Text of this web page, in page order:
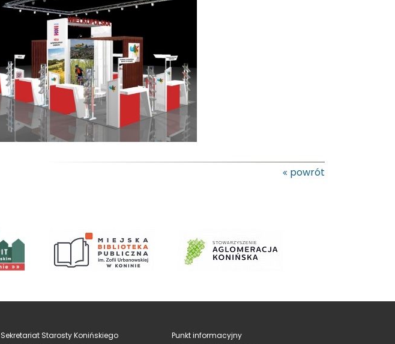
powrót
Sekretariat Starosty Konińskiego
Punkt informacyjny